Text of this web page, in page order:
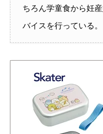
ちろん学童食から妊
バイスを行っている。